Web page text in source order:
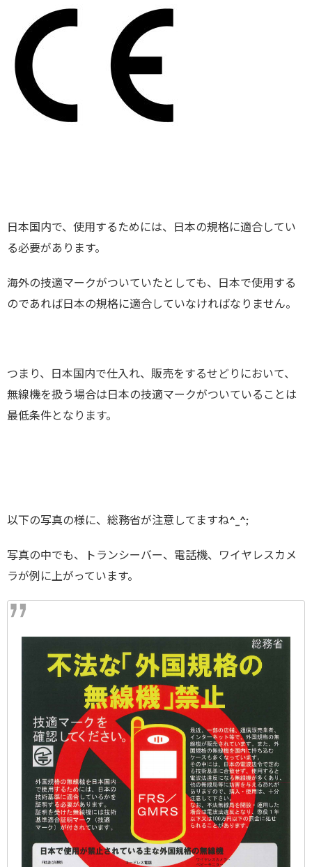
日本国内で、使用するためには、日本の規格に適合してい
る必要があります。
海外の技適マークがついていたとしても、日本で使用する
のであれば日本の規格に適合していなければなりません。
つまり、日本国内で仕入れ、販売をするせどりにおいて、
無線機を扱う場合は日本の技適マークがついていることは
最低条件となります。
以下の写真の様に、総務省が注意してますね^_^;
写真の中でも、トランシーバー、電話機、ワイヤレスカメ
ラが例に上がっています。